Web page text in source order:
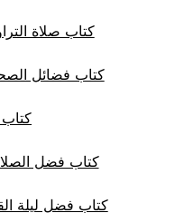
كتاب صلاة
كتاب فضائل
كتاب
كتاب فضل
كتاب فضل ليلة